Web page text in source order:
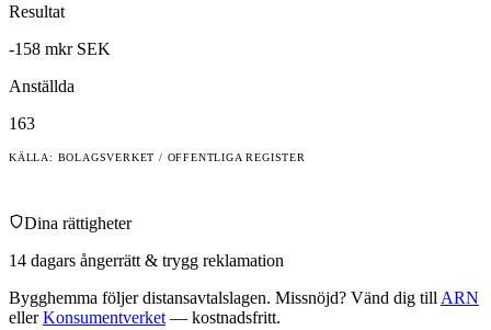
Resultat
-158 mkr SEK
Anställda
163
KÄLLA: BOLAGSVERKET / OFFENTLIGA REGISTER
Dina rättigheter
14 dagars ångerrätt & trygg reklamation
Bygghemma följer distansavtalslagen. Missnöjd? Vänd dig till ARN
eller Konsumentverket — kostnadsfritt.